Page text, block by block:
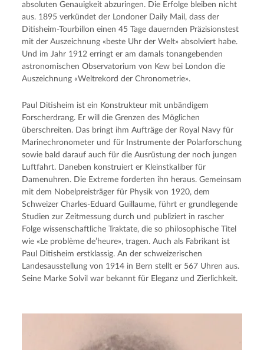
absoluten Genauigkeit abzuringen. Die Erfolge bleiben nicht
aus. 1895 verkündet der Londoner Daily Mail, dass der
Ditisheim-Tourbillon einen 45 Tage dauernden Präzisionstest
mit der Auszeichnung «beste Uhr der Welt» absolviert habe.
Und im Jahr 1912 erringt er am damals tonangebenden
astronomischen Observatorium von Kew bei London die
Auszeichnung «Weltrekord der Chronometrie».
Paul Ditisheim ist ein Konstrukteur mit unbändigem
Forscherdrang. Er will die Grenzen des Möglichen
überschreiten. Das bringt ihm Aufträge der Royal Navy für
Marinechronometer und für Instrumente der Polarforschung
sowie bald darauf auch für die Ausrüstung der noch jungen
Luftfahrt. Daneben konstruiert er Kleinstkaliber für
Damenuhren. Die Extreme forderten ihn heraus. Gemeinsam
mit dem Nobelpreisträger für Physik von 1920, dem
Schweizer Charles-Eduard Guillaume, führt er grundlegende
Studien zur Zeitmessung durch und publiziert in rascher
Folge wissenschaftliche Traktate, die so philosophische Titel
wie «Le problème de’heure», tragen. Auch als Fabrikant ist
Paul Ditisheim erstklassig. An der schweizerischen
Landesausstellung von 1914 in Bern stellt er 567 Uhren aus.
Seine Marke Solvil war bekannt für Eleganz und Zierlichkeit.